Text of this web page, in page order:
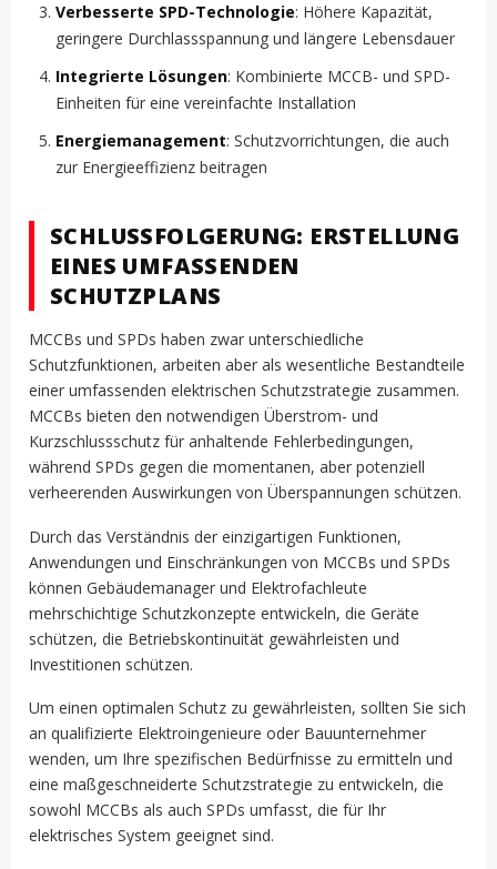
Verbesserte SPD-Technologie: Höhere Kapazität,
geringere Durchlassspannung und längere Lebensdauer
Integrierte Lösungen: Kombinierte MCCB- und SPD-
Einheiten für eine vereinfachte Installation
Energiemanagement: Schutzvorrichtungen, die auch
zur Energieeffizienz beitragen
SCHLUSSFOLGERUNG: ERSTELLUNG
EINES UMFASSENDEN
SCHUTZPLANS
MCCBs und SPDs haben zwar unterschiedliche
Schutzfunktionen, arbeiten aber als wesentliche Bestandteile
einer umfassenden elektrischen Schutzstrategie zusammen.
MCCBs bieten den notwendigen Überstrom- und
Kurzschlussschutz für anhaltende Fehlerbedingungen,
während SPDs gegen die momentanen, aber potenziell
verheerenden Auswirkungen von Überspannungen schützen.
Durch das Verständnis der einzigartigen Funktionen,
Anwendungen und Einschränkungen von MCCBs und SPDs
können Gebäudemanager und Elektrofachleute
mehrschichtige Schutzkonzepte entwickeln, die Geräte
schützen, die Betriebskontinuität gewährleisten und
Investitionen schützen.
Um einen optimalen Schutz zu gewährleisten, sollten Sie sich
an qualifizierte Elektroingenieure oder Bauunternehmer
wenden, um Ihre spezifischen Bedürfnisse zu ermitteln und
eine maßgeschneiderte Schutzstrategie zu entwickeln, die
sowohl MCCBs als auch SPDs umfasst, die für Ihr
elektrisches System geeignet sind.